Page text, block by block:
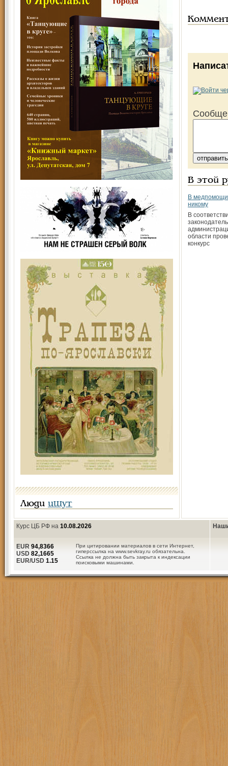
Люди ищут
В этой
В медпомощи
никому
В
области
конкурс
Курс ЦБ РФ на 10.08.2026
При цитировании материалов в сети Интернет,
гиперссылка на www.sevkray.ru обязательна.
Ссылка не должна быть закрыта к индексации
поисковыми машинами.
EUR 94,8366
USD 82,1665
EUR/USD 1.15